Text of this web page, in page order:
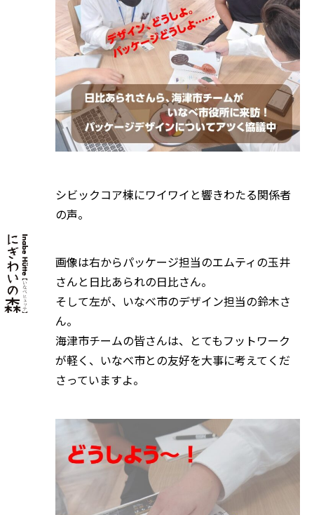
シビックコア棟にワイワイと響きわたる関係者
の声。
画像は右からパッケージ担当のエムティの玉井
さんと日比あられの日比さん。
そして左が、いなべ市のデザイン担当の鈴木さ
ん。
海津市チームの皆さんは、とてもフットワーク
が軽く、いなべ市との友好を大事に考えてくだ
さっていますよ。